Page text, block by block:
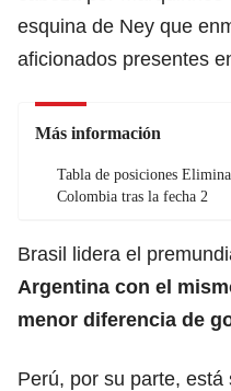
esquina de Ney que
aficionados presentes
Más información
Tabla de posiciones
Colombia tras la fecha 2
Brasil lidera el
Argentina con el
menor diferencia de
Perú, por su parte,